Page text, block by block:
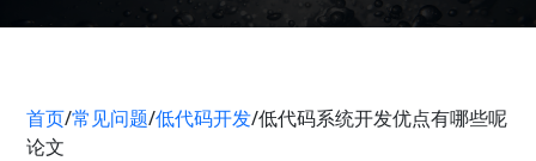
首页/常见问题/低代码开发/低代码系统开发优点有哪些呢
论文